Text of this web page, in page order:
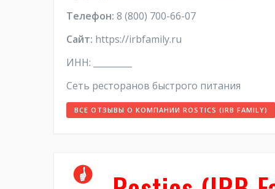
Телефон: 8 (800) 700-66-07
Сайт: https://irbfamily.ru
ИНН: _________
Сеть ресторанов быстрого питания
ВСЕ ОТЗЫВЫ О КОМПАНИИ ROSTICS (IRB FAMILY)